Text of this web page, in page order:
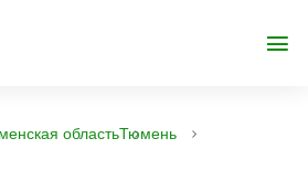
областьТюмень